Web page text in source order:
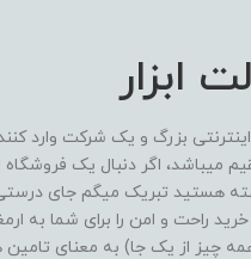
ابزار
بزرگ و یک شرکت وارد
میباشد، اگر دنبال یک فروشگاه
۲۴ ساعته هستید تبریک میگم جای
راحت و امن را برای شما به
چیز از یک جا) به معنای تامین